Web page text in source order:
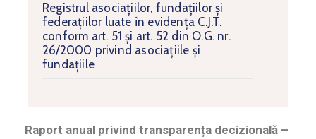
Registrul asociațiilor, fundațiilor și
federațiilor luate în evidența C.J.T.
conform art. 51 și art. 52 din O.G. nr.
26/2000 privind asociațiile și
fundațiile
Raport anual privind transparența decizională –